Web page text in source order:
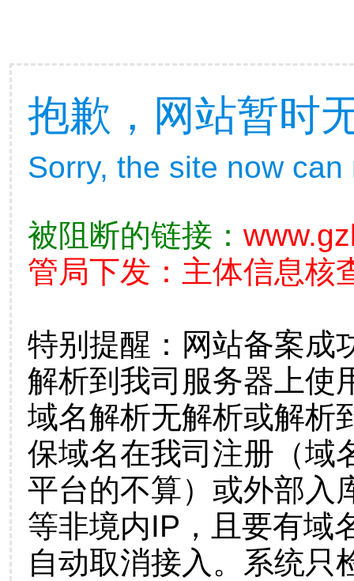
抱歉，网站暂时
Sorry, the site now
被阻断的链接：
管局下发：主体信息核
特别提醒：网站备案成
解析到我司服务器上使
域名解析无解析或解析
保域名在我司注册（域
平台的不算）或外部入
等非境内IP，且要有域
自动取消接入。系统只